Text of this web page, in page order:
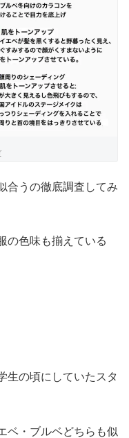
合うの徹底調査してみ
の色味も揃えている
生の頃にしていたスタ
ベ・ブルベどちらも似